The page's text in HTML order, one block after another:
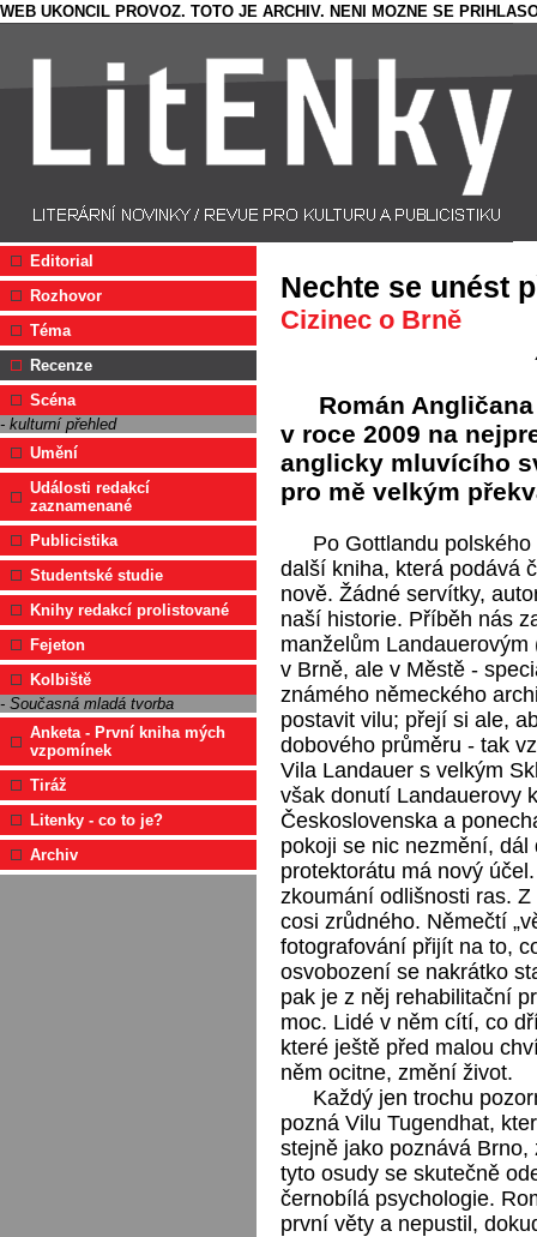
WEB UKONCIL PROVOZ. TOTO JE ARCHIV. NENI MOZNE SE
Editorial
Rozhovor
Téma
Recenze
Scéna
- kulturní přehled
Umění
Události redakcí
zaznamenané
Publicistika
Studentské studie
Knihy redakcí prolistované
Fejeton
Kolbiště
- Současná mladá tvorba
Anketa - První kniha mých
vzpomínek
Tiráž
Litenky - co to je?
Archiv
Nechte se unést
Cizinec o Brně
Román
v roce 2009 na
anglicky mluvícího
pro mě velkým
Po Gottlandu
další kniha, která podává
nově. Žádné servítky,
naší historie. Příběh nás
manželům
v Brně, ale v Městě -
známého německého
postavit vilu; přejí si ale,
dobového průměru - tak
Vila Landauer s velkým
však donutí Landauerovy
Československa a
pokoji se nic nezmění,
protektorátu má nový
zkoumání odlišnosti ras.
cosi zrůdného. Němečtí
fotografování přijít na to,
osvobození se nakrátko
pak je z něj rehabilitační
moc. Lidé v něm cítí, co
které ještě před malou
něm ocitne, změní život.
Každý jen trochu
pozná Vilu Tugendhat,
stejně jako poznává
tyto osudy se skutečně
černobílá psychologie.
první věty a nepustil,